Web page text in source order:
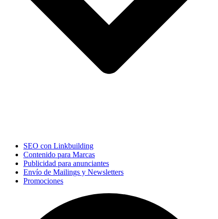
SEO con Linkbuilding
Contenido para Marcas
Publicidad para anunciantes
Envío de Mailings y Newsletters
Promociones